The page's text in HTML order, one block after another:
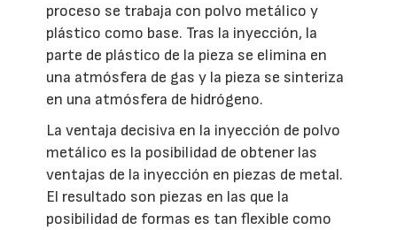
proceso se trabaja con polvo metálico y
plástico como base. Tras la inyección, la
parte de plástico de la pieza se elimina en
una atmósfera de gas y la pieza se sinteriza
en una atmósfera de hidrógeno.
La ventaja decisiva en la inyección de polvo
metálico es la posibilidad de obtener las
ventajas de la inyección en piezas de metal.
El resultado son piezas en las que la
posibilidad de formas es tan flexible como